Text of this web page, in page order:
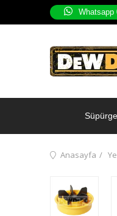
Whatsapp
Anasayfa